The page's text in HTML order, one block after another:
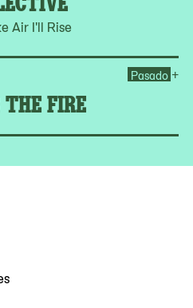
Air I'll Rise
FIRE
Pasado +